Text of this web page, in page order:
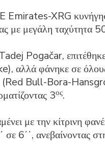
Emirates-XRG
με μεγάλη ταχύτητα
Pogačar,
αλλά φάνηκε σε
Bull-Bora-
3ος.
με την κίτρινη
6΄΄, ανεβαίνοντας